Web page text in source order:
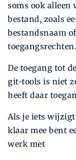
soms ook alleen
bestand, zoals
bestandsnaam
toegangsrechten.
De toegang tot
git-tools is niet
heeft daar
Als je iets wijzigt
klaar mee bent
werk met